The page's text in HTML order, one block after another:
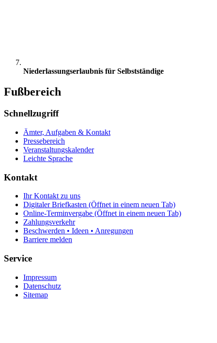
Niederlassungserlaubnis für Selbstständige
Fußbereich
Schnellzugriff
Ämter, Aufgaben & Kontakt
Pressebereich
Veranstaltungskalender
Leichte Sprache
Kontakt
Ihr Kontakt zu uns
Digitaler Briefkasten (Öffnet in einem neuen Tab)
Online-Terminvergabe (Öffnet in einem neuen Tab)
Zahlungsverkehr
Beschwerden • Ideen • Anregungen
Barriere melden
Service
Impressum
Datenschutz
Sitemap